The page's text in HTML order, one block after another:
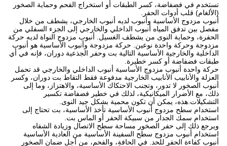
تستخدم في فضفاضة، كسر الطبقات أو استخراج الفحم وحماية الصخور
(الألغام) قلب أدوات الحفر.
أنبوب مزدوج الأساسية وأنبوب لديه أنبوب الخارجي، يشطف من خلال
مفصل بين تدفق المياه أنبوب الداخلي والخارجي إلى الجزء السفلي من
الحفرة، وحماية النوى من يشطف الغسيل.
أنبوب مزدوج النواة لديه حركة
مزدوجة وحركة واحدة نوعين.
حركة مزدوجة وأنبوب الأساسية هو أنبوب
الداخلية والخارجية الأساسية التالية بت وحفر الجذعية دوران، فإنه في أي
طبقات فضفاضة أو كسر خطيرة.
حركة واحدة أنبوب مزدوج الأساسية أنبوب الداخلي والخارجي قد تحمل
العزلة والأنابيب الأنابيب الخارجية مدفوعة فقط التقاط بت دوران، وكسر
أنبوب الصخور لا تدور، وتجنب الاحتكاك الأساسية، والاهتزاز، وما إلى
ذلك، مع الأضرار الميكانيكية، لذلك في خطير فضفاضة تكسير
التشكيلات.هذه، يمكن أن تكون محمية بشكل جيد النوى.
استخدام سطح مزدوج أنبوب الأساسية تأخذ الأساسية، بت تحتاج إلى
استخدام سمك الجدار من سبيكة الحفر أو الماس بت.
ويرجع ذلك إلى حفر الصخور مساحة سطح الاتصال وزيادة الشفاه
استخدام أنبوب مزدوج سطح السفينة الأساسية من العادية الأساسية
أنبوب كفاءة الحفر للحد.
في الحافة، والفحم، من أجل ضمان الصخور